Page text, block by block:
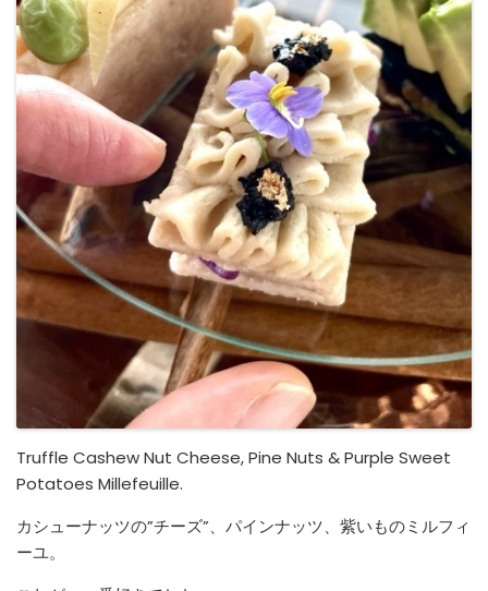
Truffle Cashew Nut Cheese, Pine Nuts & Purple Sweet
Potatoes Millefeuille.
カシューナッツの”チーズ”、パインナッツ、紫いものミルフィ
ーユ。